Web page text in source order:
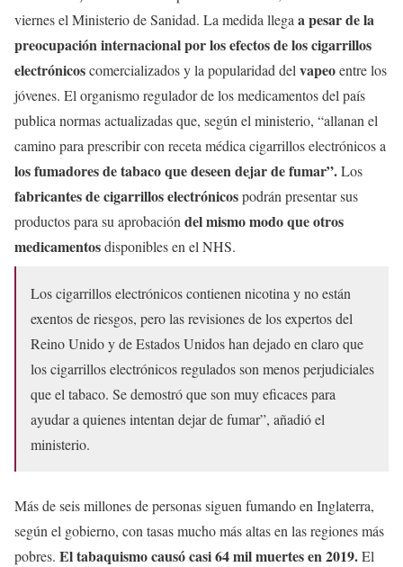
viernes el Ministerio de Sanidad. La medida llega a pesar de la
preocupación internacional por los efectos de los cigarrillos
electrónicoscomercializados y la popularidad del vapeoentre los
jóvenes. El organismo regulador de los medicamentos del país
publica normas actualizadas que, según el ministerio, “allanan el
camino para prescribir con receta médica cigarrillos electrónicos a
los fumadores de tabaco que deseen dejar de fumar”.Los
fabricantes de cigarrillos electrónicospodrán presentar sus
productos para su aprobación del mismo modo que otros
medicamentosdisponibles en el NHS.
Los cigarrillos electrónicos contienen nicotina y no están
exentos de riesgos, pero las revisiones de los expertos del
Reino Unido y de Estados Unidos han dejado en claro que
los cigarrillos electrónicos regulados son menos perjudiciales
que el tabaco. Se demostró que son muy eficaces para
ayudar a quienes intentan dejar de fumar”, añadió el
ministerio.
Más de seis millones de personas siguen fumando en Inglaterra,
según el gobierno, con tasas mucho más altas en las regiones más
pobres. El tabaquismo causó casi 64 mil muertes en 2019.El